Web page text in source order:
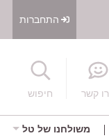
התחברות
קשר חיפוש
משולחנו של טל